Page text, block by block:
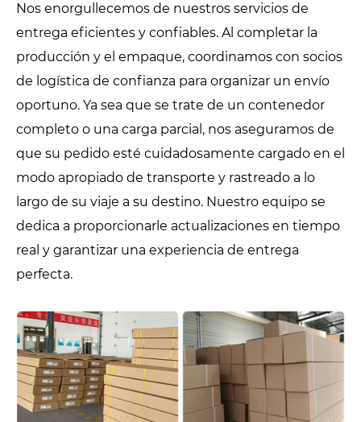
Nos enorgullecemos de nuestros servicios de
entrega eficientes y confiables. Al completar la
producción y el empaque, coordinamos con socios
de logística de confianza para organizar un envío
oportuno. Ya sea que se trate de un contenedor
completo o una carga parcial, nos aseguramos de
que su pedido esté cuidadosamente cargado en el
modo apropiado de transporte y rastreado a lo
largo de su viaje a su destino. Nuestro equipo se
dedica a proporcionarle actualizaciones en tiempo
real y garantizar una experiencia de entrega
perfecta.